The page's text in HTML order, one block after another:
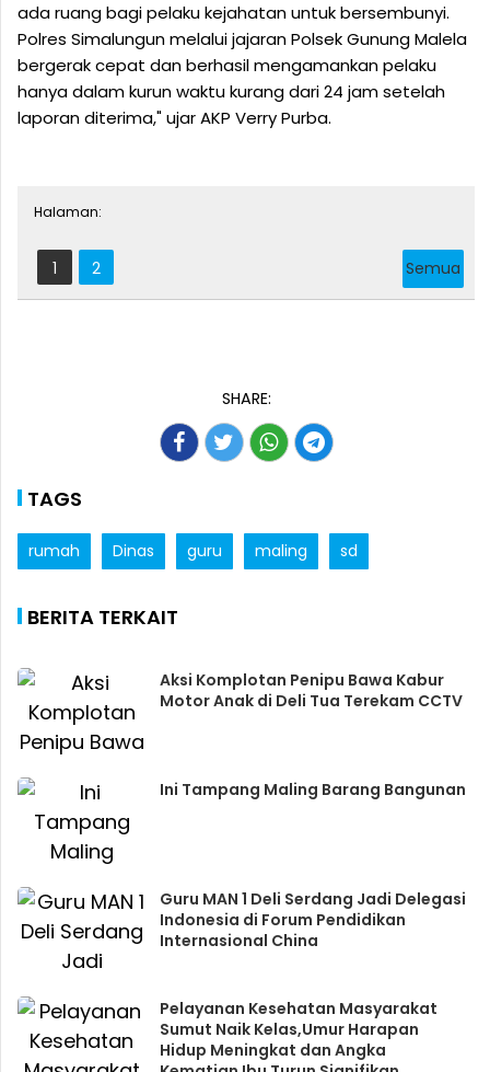
ada ruang bagi pelaku kejahatan untuk bersembunyi.
Polres Simalungun melalui jajaran Polsek Gunung Malela
bergerak cepat dan berhasil mengamankan pelaku
hanya dalam kurun waktu kurang dari 24 jam setelah
laporan diterima," ujar AKP Verry Purba.
Halaman:
1 2 Semua
SHARE:
TAGS
rumah Dinas guru maling sd
BERITA TERKAIT
Aksi Komplotan Penipu Bawa Kabur
Motor Anak di Deli Tua Terekam CCTV
Ini Tampang Maling Barang Bangunan
Guru MAN 1 Deli Serdang Jadi Delegasi
Indonesia di Forum Pendidikan
Internasional China
Pelayanan Kesehatan Masyarakat
Sumut Naik Kelas,Umur Harapan
Hidup Meningkat dan Angka